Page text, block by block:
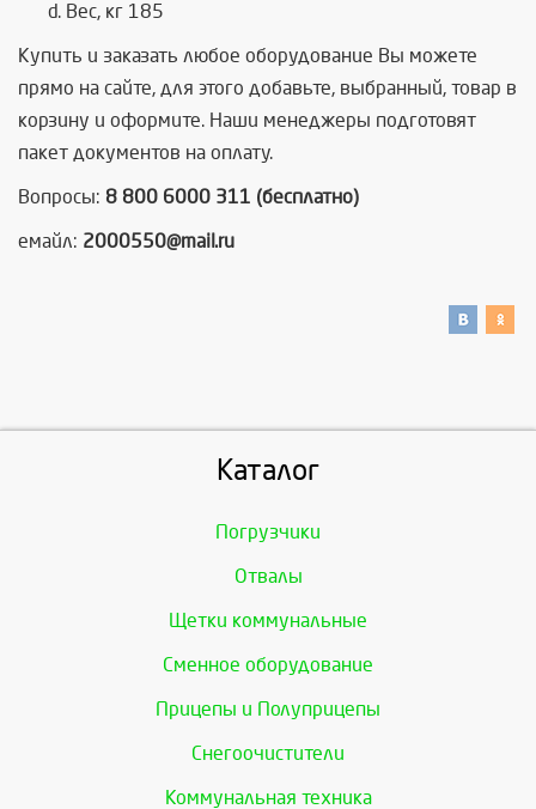
Вес, кг 185
Купить и заказать любое оборудование Вы можете
прямо на сайте, для этого добавьте, выбранный, товар в
корзину и оформите. Наши менеджеры подготовят
пакет документов на оплату.
Вопросы: 8 800 6000 311 (бесплатно)
емайл: 2000550@mail.ru
Каталог
Погрузчики
Отвалы
Щетки коммунальные
Сменное оборудование
Прицепы и Полуприцепы
Снегоочистители
Коммунальная техника